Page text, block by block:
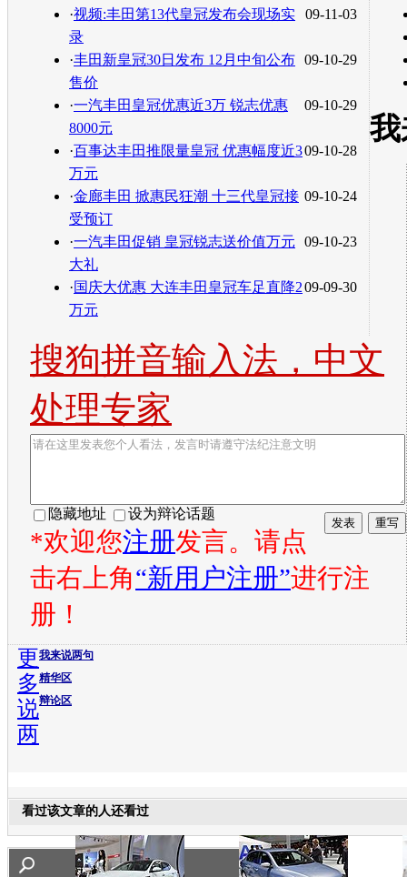
09-11-03
·视频:丰田第13代皇冠发布会现场实
录
09-10-29
·丰田新皇冠30日发布 12月中旬公布
售价
09-10-29
·一汽丰田皇冠优惠近3万 锐志优惠
8000元
09-10-28
·百事达丰田推限量皇冠 优惠幅度近3
万元
09-10-24
·金廊丰田 掀惠民狂潮 十三代皇冠接
受预订
09-10-23
·一汽丰田促销 皇冠锐志送价值万元
大礼
09-09-30
·国庆大优惠 大连丰田皇冠车足直降2
万元
搜狗拼音输入法，中文
处理专家
隐藏地址 设为辩论话题
*欢迎您注册发言。请点
击右上角“新用户注册”进行注
册！
我来说两句
精华区
辩论区
更
多
说
两
看过该文章的人还看过